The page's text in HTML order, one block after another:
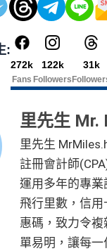
:
272k
Fans
122k
Followers
31k
里先生 Mr.
里先生
註冊會計師
運用多年的專
飛行里數，信
惠碼，致力令
單易明，讓每